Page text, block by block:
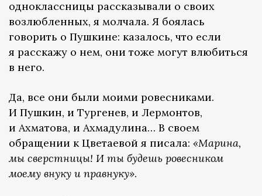
одноклассницы рассказывали о своих
возлюбленных, я молчала. Я боялась
говорить о Пушкине: казалось, что если
я расскажу о нем, они тоже могут влюбиться
в него.
Да, все они были моими ровесниками.
И Пушкин, и Тургенев, и Лермонтов,
и Ахматова, и Ахмадулина… В своем
обращении к Цветаевой я писала: «Марина,
мы сверстницы! И ты будешь ровесником
моему внуку и правнуку».